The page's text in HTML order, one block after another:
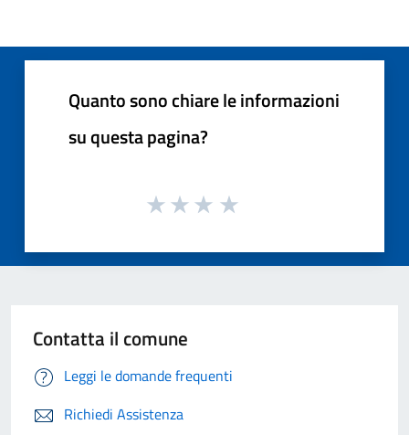
Quanto sono chiare le informazioni
su questa pagina?
Contatta il comune
Leggi le domande frequenti
Richiedi Assistenza